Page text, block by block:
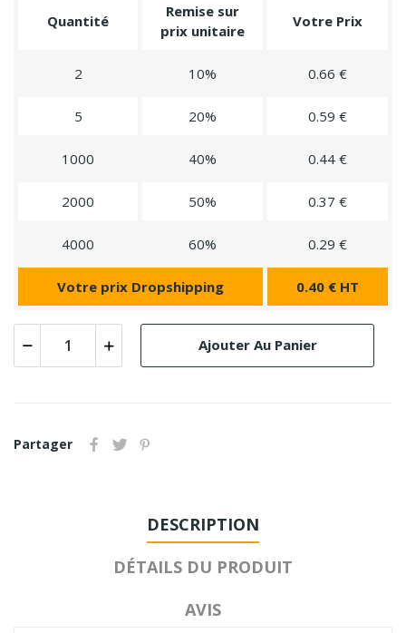
Quantité
Remise sur
prix unitaire
Votre Prix
2 10% 0.66 €
5 20% 0.59 €
1000 40% 0.44 €
2000 50% 0.37 €
4000 60% 0.29 €
Votre prix Dropshipping 0.40 € HT
Ajouter Au Panier
Partager
DESCRIPTION
DÉTAILS DU PRODUIT
AVIS